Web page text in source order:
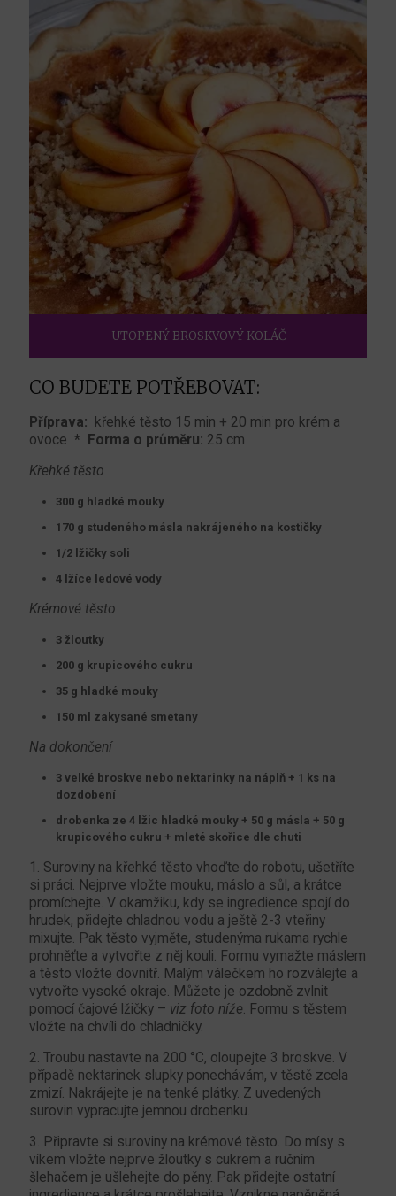
UTOPENÝ BROSKVOVÝ KOLÁČ
CO BUDETE POTŘEBOVAT:
Příprava:
křehké těsto 15 min + 20 min pro krém a
ovoce * Forma o průměru: 25 cm
Křehké těsto
300 g hladké mouky
170 g studeného másla nakrájeného na kostičky
1/2 lžičky soli
4 lžíce ledové vody
Krémové těsto
3 žloutky
200 g krupicového cukru
35 g hladké mouky
150 ml zakysané smetany
Na dokončení
3 velké broskve nebo nektarinky na náplň + 1 ks na
dozdobení
drobenka ze 4 lžic hladké mouky + 50 g másla + 50 g
krupicového cukru + mleté skořice dle chuti
1. Suroviny na křehké těsto vhoďte do robotu, ušetříte
si práci. Nejprve vložte mouku, máslo a sůl, a krátce
promíchejte. V okamžiku, kdy se ingredience spojí do
hrudek, přidejte chladnou vodu a ještě 2-3 vteřiny
mixujte. Pak těsto vyjměte, studenýma rukama rychle
prohněťte a vytvořte z něj kouli. Formu vymažte máslem
a těsto vložte dovnitř. Malým válečkem ho rozválejte a
vytvořte vysoké okraje. Můžete je ozdobně zvlnit
pomocí čajové lžičky – viz foto níže. Formu s těstem
vložte na chvíli do chladničky.
2. Troubu nastavte na 200 °C, oloupejte 3 broskve. V
případě nektarinek slupky ponechávám, v těstě zcela
zmizí. Nakrájejte je na tenké plátky. Z uvedených
surovin vypracujte jemnou drobenku.
3. Připravte si suroviny na krémové těsto. Do mísy s
víkem vložte nejprve žloutky s cukrem a ručním
šlehačem je ušlehejte do pěny. Pak přidejte ostatní